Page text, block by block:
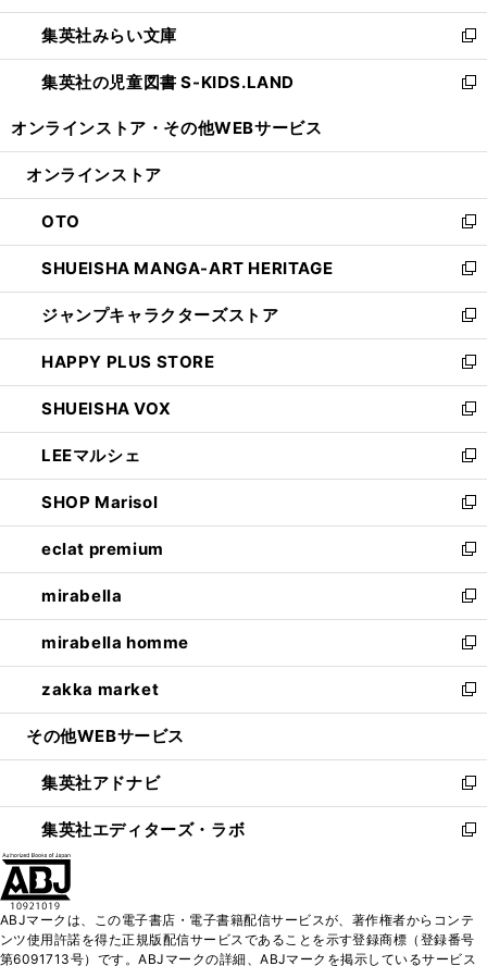
開
く
ウ
で
開
く
ン
ド
ウ
で
ウ
ィ
ン
ド
開
集英社みらい文庫
新
し
い
ン
ウ
で
開
く
集英社の児童図書 S-KIDS.LAND
新
ウ
ン
ド
ウ
で
開
く
オンラインストア・ その他WEBサービス
オンラインストア
OTO
新
し
い
ウ
ィ
ン
ド
ウ
で
開
く
SHUEISHA MANGA-ART HERITAGE
新
し
い
ウ
ィ
ン
ド
ウ
で
開
く
ジャンプキャラクターズストア
新
し
い
ウ
ィ
ン
ド
ウ
で
開
く
HAPPY PLUS STORE
新
し
い
ウ
ィ
ン
ド
ウ
で
開
く
SHUEISHA VOX
新
し
い
ウ
ィ
ン
ド
ウ
で
開
く
LEEマルシェ
新
し
い
ウ
ィ
ン
ド
ウ
で
開
く
SHOP Marisol
新
し
い
ウ
ィ
ン
ド
ウ
で
開
eclat premium
新
し
い
ウ
ィ
ン
ド
ウ
開
く
mirabella
新
し
い
ウ
ィ
ン
ウ
で
開
く
mirabella homme
新
し
い
ウ
ン
ド
ウ
で
zakka market
新
し
ウ
ィ
ン
ド
く
その他WEBサービス
集英社アドナビ
新
し
い
ド
ウ
集英社エディターズ・ラボ
新
ィ
ン
ABJマークは、この電子書店・電子書籍配信サービスが、著作権者からコンテ
ンツ使用許諾を得た正規版配信サービスであることを示す登録商標（登録番号
第6091713号）です。ABJマークの詳細、ABJマークを掲示しているサービス